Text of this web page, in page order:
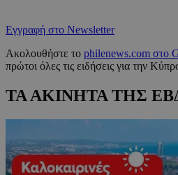
Εγγραφή στο Newsletter
Ακολουθήστε το philenews.com στο
πρώτοι όλες τις ειδήσεις για την
ΤΑ ΑΚΙΝΗΤΑ ΤΗΣ